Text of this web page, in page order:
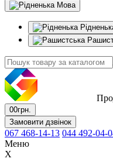
Мова
00грн.
Замовити дзвінок
067 468-14-13 044 492-04-
Меню
X